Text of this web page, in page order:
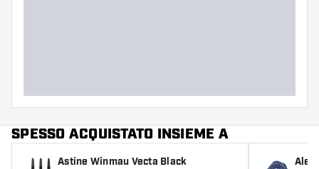
SPESSO ACQUISTATO INSIEME A
Astine Winmau Vecta Black